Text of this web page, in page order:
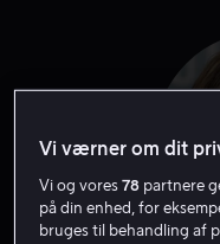
Vi værner om dit
Vi og vores78 partnere
på din enhed, for
bruges til behandling af